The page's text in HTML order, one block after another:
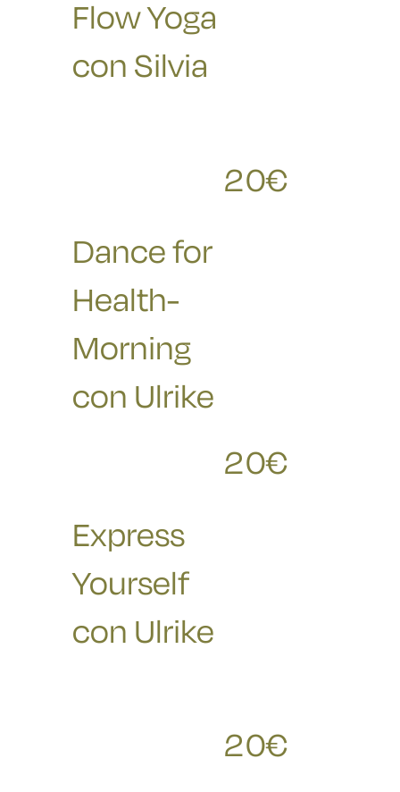
Flow Yoga
conSilvia
20€
Dance for
Health-
Morning
con Ulrike
20€
Express
Yourself
con Ulrike
20€